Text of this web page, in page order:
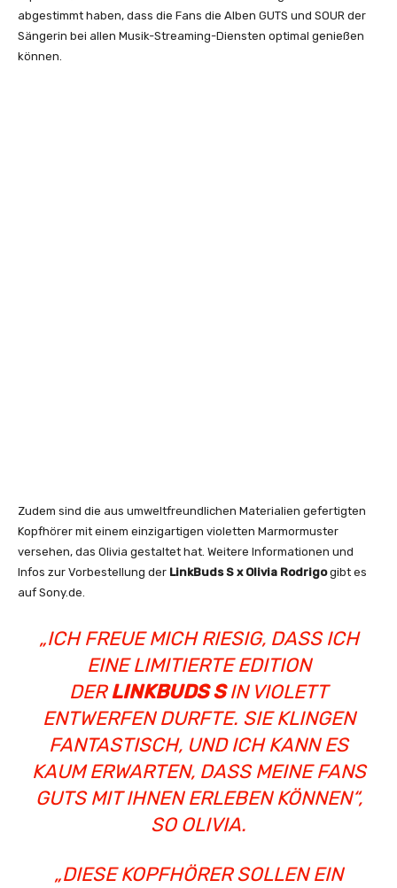
abgestimmt haben, dass die Fans die Alben GUTS und SOUR der
Sängerin bei allen Musik-Streaming-Diensten optimal genießen
können.
Zudem sind die aus umweltfreundlichen Materialien gefertigten
Kopfhörer mit einem einzigartigen violetten Marmormuster
versehen, das Olivia gestaltet hat. Weitere Informationen und
Infos zur Vorbestellung der LinkBuds S x Olivia Rodrigogibt es
auf Sony.de.
„ICH FREUE MICH RIESIG, DASS ICH
EINE LIMITIERTE EDITION
DERLINKBUDS SIN VIOLETT
ENTWERFEN DURFTE. SIE KLINGEN
FANTASTISCH, UND ICH KANN ES
KAUM ERWARTEN, DASS MEINE FANS
GUTS MIT IHNEN ERLEBEN KÖNNEN“,
SO OLIVIA.
„DIESE KOPFHÖRER SOLLEN EIN